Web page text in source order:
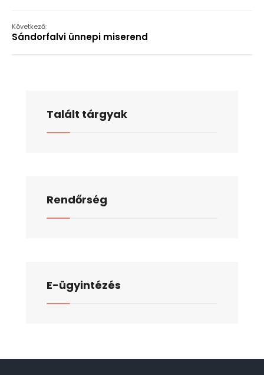
Következő:
Sándorfalvi ünnepi miserend
Talált tárgyak
Rendőrség
E-ügyintézés